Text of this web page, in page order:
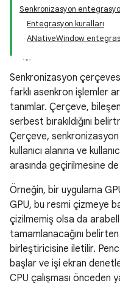
Senkronizasyon
Entegrasyon kuralları
ANativeWindow
Senkronizasyon
farklı asenkron işlemler
tanımlar. Çerçeve,
serbest bırakıldığını
Çerçeve,
kullanıcı alanına ve
arasında geçirilmesine
Örneğin, bir uygulama
GPU, bu resmi çizmeye
çizilmemiş olsa da
tamamlanacağını
birleştiricisine iletilir.
başlar ve işi ekran
CPU çalışması önceden